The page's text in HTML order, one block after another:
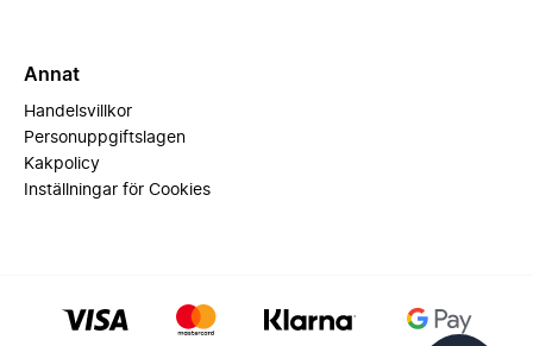
Annat
Handelsvillkor
Personuppgiftslagen
Kakpolicy
Inställningar för Cookies